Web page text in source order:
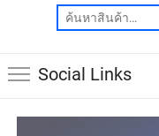
Social Links